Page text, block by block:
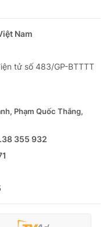
Nam
tử số 483/GP-BTTTT
Phạm Quốc Thắng,
355 932